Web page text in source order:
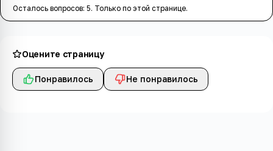
Осталось вопросов: 5. Только по этой странице.
Оцените страницу
Понравилось Не понравилось